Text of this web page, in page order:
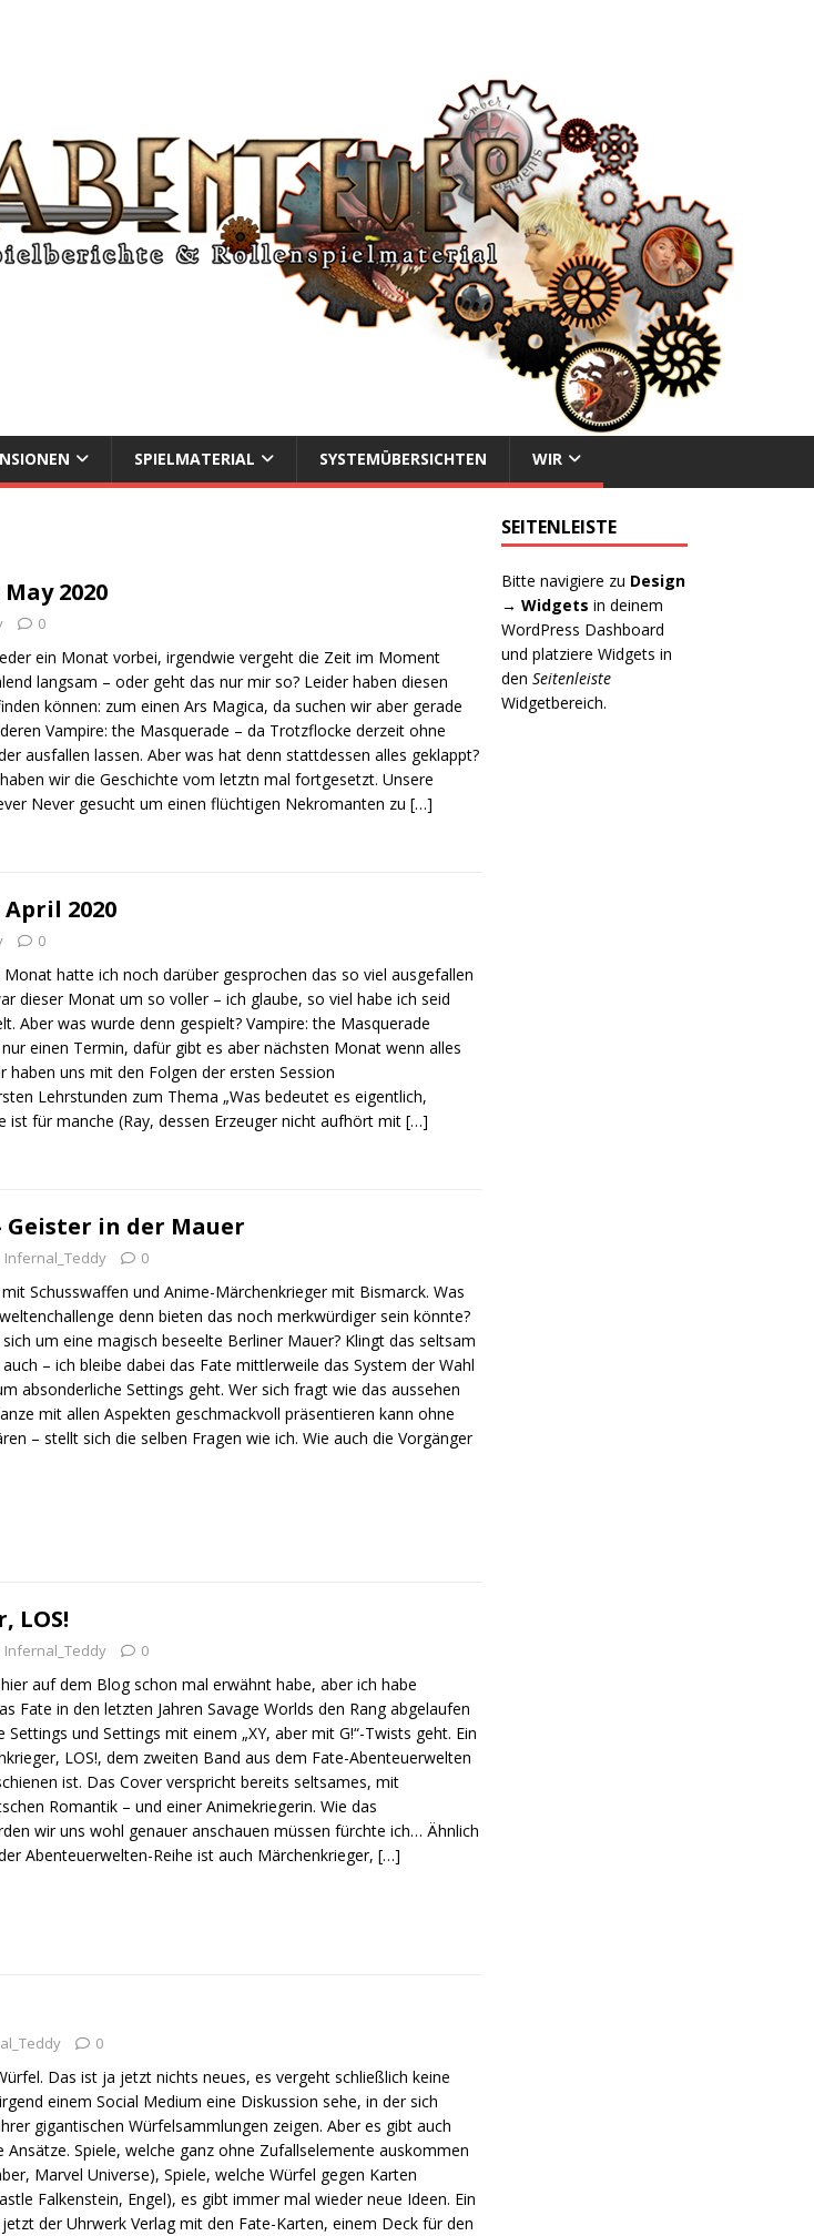
SPIELMATERIAL SYSTEMÜBERSICHTEN WIR
2020
0
ein Monat vorbei, irgendwie vergeht die Zeit im Moment
langsam – oder geht das nur mir so? Leider haben diesen
können: zum einen Ars Magica, da suchen wir aber gerade
Vampire: the Masquerade – da Trotzflocke derzeit ohne
ausfallen lassen. Aber was hat denn stattdessen alles geklappt?
wir die Geschichte vom letztn mal fortgesetzt. Unsere
Never gesucht um einen flüchtigen Nekromanten zu[…]
2020
0
hatte ich noch darüber gesprochen das so viel ausgefallen
dieser Monat um so voller – ich glaube, so viel habe ich seid
Aber was wurde denn gespielt? Vampire: the Masquerade
einen Termin, dafür gibt es aber nächsten Monat wenn alles
haben uns mit den Folgen der ersten Session
Lehrstunden zum Thema „Was bedeutet es eigentlich,
ist für manche (Ray, dessen Erzeuger nicht aufhört mit[…]
Geister in der Mauer
Infernal_Teddy 0
Schusswaffen und Anime-Märchenkrieger mit Bismarck. Was
denn bieten das noch merkwürdiger sein könnte?
um eine magisch beseelte Berliner Mauer? Klingt das seltsam
– ich bleibe dabei das Fate mittlerweile das System der Wahl
absonderliche Settings geht. Wer sich fragt wie das aussehen
mit allen Aspekten geschmackvoll präsentieren kann ohne
– stellt sich die selben Fragen wie ich. Wie auch die Vorgänger
LOS!
Infernal_Teddy 0
auf dem Blog schon mal erwähnt habe, aber ich habe
Fate in den letzten Jahren Savage Worlds den Rang abgelaufen
und Settings mit einem „XY, aber mit G!“-Twists geht. Ein
LOS!, dem zweiten Band aus dem Fate-Abenteuerwelten
ist. Das Cover verspricht bereits seltsames, mit
Romantik – und einer Animekriegerin. Wie das
wir uns wohl genauer anschauen müssen fürchte ich… Ähnlich
Abenteuerwelten-Reihe ist auch Märchenkrieger,[…]
0
Das ist ja jetzt nichts neues, es vergeht schließlich keine
einem Social Medium eine Diskussion sehe, in der sich
gigantischen Würfelsammlungen zeigen. Aber es gibt auch
Spiele, welche ganz ohne Zufallselemente auskommen
Marvel Universe), Spiele, welche Würfel gegen Karten
Falkenstein, Engel), es gibt immer mal wieder neue Ideen. Ein
der Uhrwerk Verlag mit den Fate-Karten, einem Deck für den
SEITENLEISTE
Bitte navigiere zu Design
→ Widgets in deinem
WordPress Dashboard
und platziere Widgets in
denSeitenleiste
Widgetbereich.